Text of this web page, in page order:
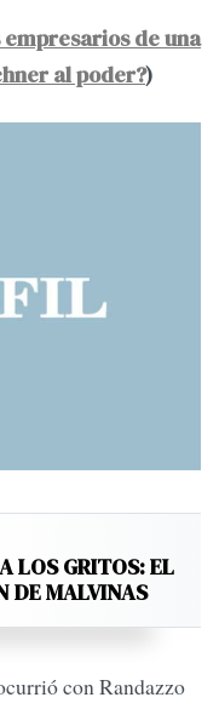
empresarios de una
al poder?)
LOS GRITOS: EL
DE MALVINAS
con Randazzo